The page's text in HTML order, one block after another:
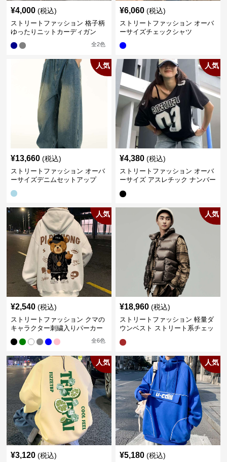
¥4,000 (税込)
ストリートファッション 格子柄
ゆったりニットカーディガン
全2色
¥6,060 (税込)
ストリートファッション オーバ
ーサイズチェックシャツ
人気
¥13,660 (税込)
ストリートファッション オーバ
ーサイズデニムセットアップ
人気
¥4,380 (税込)
ストリートファッション オーバ
ーサイズ アスレチック ナンバー
人気
¥2,540 (税込)
ストリートファッション クマの
キャラクター刺繍入りパーカー
全6色
人気
¥18,960 (税込)
ストリートファッション 軽量ダ
ウンベスト ストリート系チェッ
人気
¥3,120 (税込)
人気
¥5,180 (税込)